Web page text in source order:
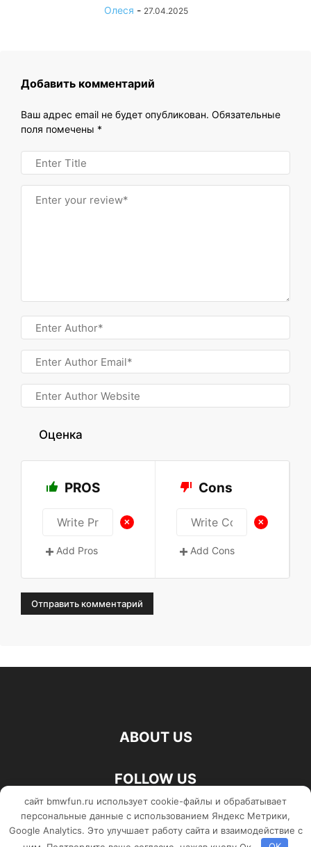
Олеся - 27.04.2025
Добавить комментарий
Ваш адрес email не будет опубликован. Обязательные
поля помечены *
Оценка
PROS
+
Add Pros
Cons
+
Add Cons
ABOUT US
FOLLOW US
©
сайт bmwfun.ru использует cookie-файлы и обрабатывает
персональные данные с использованием Яндекс Метрики,
Google Analytics. Это улучшает работу сайта и взаимодействие с